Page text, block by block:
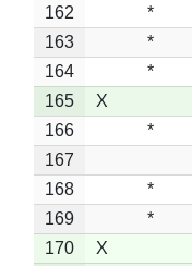
162
*
163
*
164
*
165
X
166
*
167
168
*
169
*
170
X